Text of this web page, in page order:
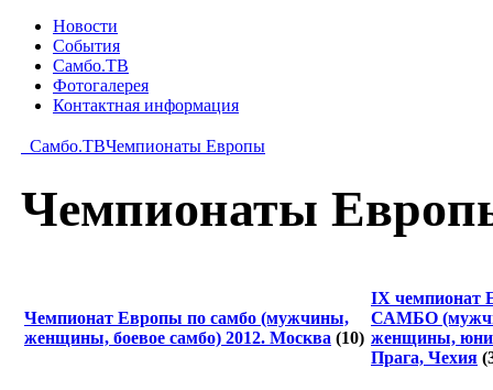
Новости
События
Самбо.ТВ
Фотогалерея
Контактная информация
Самбо.ТВЧемпионаты Европы
Чемпионаты
Чемпионат Европы по самбо (мужчины,
женщины, боевое самбо) 2012. Москва (10)
IX чемпионат
САМБО
женщины,
Прага, Чехия